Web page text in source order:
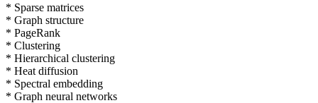
* Sparse matrices
* Graph structure
* PageRank
* Clustering
* Hierarchical clustering
* Heat diffusion
* Spectral embedding
* Graph neural networks